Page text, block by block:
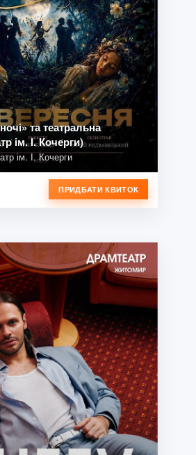
та театральна
ім. І. Кочерги)
ім. І. Кочерги
ПРИДБАТИ КВИТОК